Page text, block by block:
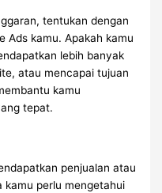
tentukan dengan
Ads kamu. Apakah kamu
lebih banyak
atau mencapai tujuan
kamu
tepat.
penjualan atau
kamu perlu mengetahui